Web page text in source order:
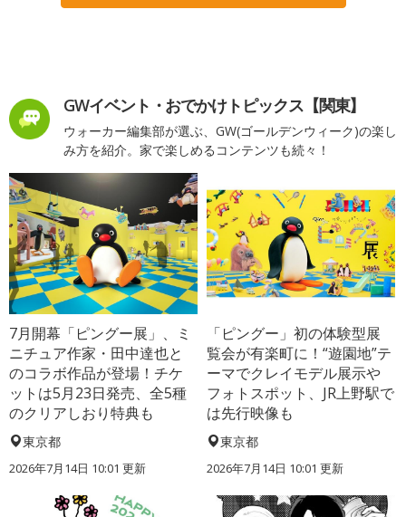
GWイベント・おでかけトピックス【関東】
ウォーカー編集部が選ぶ、GW(ゴールデンウィーク)の楽し
み方を紹介。家で楽しめるコンテンツも続々！
7月開幕「ピングー展」、ミ
ニチュア作家・田中達也と
のコラボ作品が登場！チケ
ットは5月23日発売、全5種
のクリアしおり特典も
東京都
2026年7月14日 10:01 更新
「ピングー」初の体験型展
覧会が有楽町に！“遊園地”テ
ーマでクレイモデル展示や
フォトスポット、JR上野駅で
は先行映像も
東京都
2026年7月14日 10:01 更新